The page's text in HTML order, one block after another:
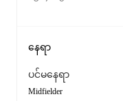
နေရာ
ပင်မနေရာ
Midfielder